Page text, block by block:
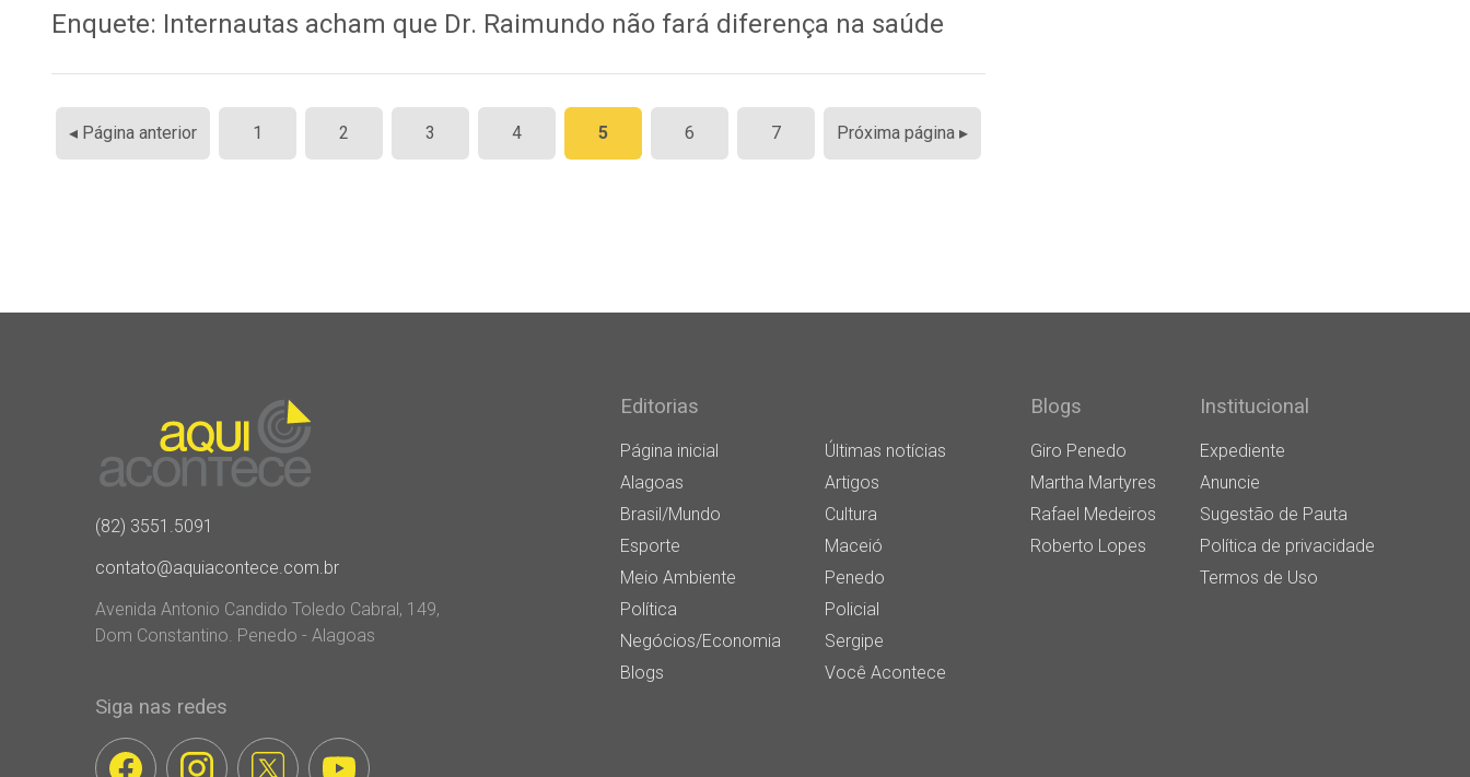
Enquete: Internautas acham que Dr. Raimundo não fará diferença na saúde
Paginação
de
◂ Página anterior 1 2 3 4 5 6 7 Próxima página ▸
(82) 3551.5091
contato@aquiacontece.com.br
Avenida Antonio Candido Toledo Cabral, 149,
Dom Constantino. Penedo - Alagoas
Siga nas redes
Editorias
Página inicial
Últimas notícias
Alagoas
Artigos
Brasil/Mundo
Cultura
Esporte
Maceió
Meio Ambiente
Penedo
Política
Policial
Negócios/Economia
Sergipe
Blogs
Você Acontece
Blogs
Giro Penedo
Martha Martyres
Rafael Medeiros
Roberto Lopes
Institucional
Expediente
Anuncie
Sugestão de Pauta
Política de privacidade
Termos de Uso